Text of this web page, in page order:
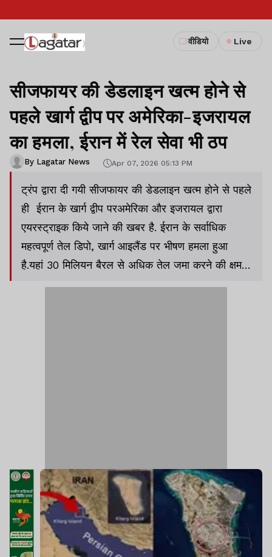
वीडियो Live
सीजफायर की डेडलाइन खत्म होने से
पहले खार्ग द्वीप पर अमेरिका-इजरायल
का हमला, ईरान में रेल सेवा भी ठप
By Lagatar News Apr 07, 2026 05:13 PM
ट्रंप द्वारा दी गयी सीजफायर की डेडलाइन खत्म होने से पहले
ही ईरान के खार्ग द्वीप परअमेरिका और इजरायल द्वारा
एयरस्ट्राइक किये जाने की खबर है. ईरान के सर्वाधिक
महत्वपूर्ण तेल डिपो, खार्ग आइलैंड पर भीषण हमला हुआ
है.यहां 30 मिलियन बैरल से अधिक तेल जमा करने की क्षमता